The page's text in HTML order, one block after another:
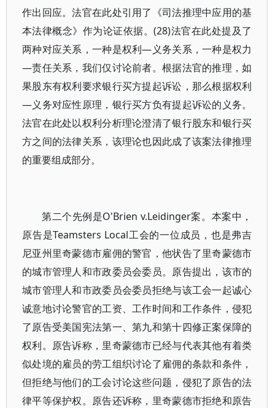
作出回应。法官在此处引用了《司法推理中应用的基
本法律概念》作为论证依据。(28)法官在此处提及了
两种对应关系，一种是权利—义务关系，一种是权力
—责任关系，我们仅讨论前者。根据法官的推理，如
果股东有权利要求银行买方提起诉讼，那么根据权利
—义务对应性原理，银行买方负有提起诉讼的义务。
法官在此处以权利分析理论澄清了银行股东和银行买
方之间的法律关系，该理论也因此成了该案法律推理
的重要组成部分。
第二个先例是O'Brien v.Leidinger案。本案中，
原告是Teamsters Local工会的一位成员，也是弗吉
尼亚州里奇蒙德市雇佣的警官，他状告了里奇蒙德市
的城市管理人和市政委员会委员。原告提出，该市的
城市管理人和市政委员会委员拒绝与该工会一起诚心
诚意地讨论警官的工资、工作时间和工作条件，侵犯
了原告受美国宪法第一、第九和第十四修正案保障的
权利。原告诉称，里奇蒙德市已经与代表其他有着类
似处境的雇员的劳工组织讨论了雇佣的条款和条件，
但拒绝与他们的工会讨论这些问题，侵犯了原告的法
律平等保护权。原告还诉称，里奇蒙德市拒绝和原告